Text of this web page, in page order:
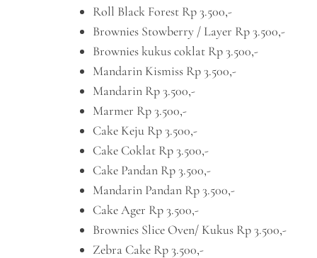
Roll Black Forest Rp 3.500,-
Brownies Stowberry / Layer Rp 3.500,-
Brownies kukus coklat Rp 3.500,-
Mandarin Kismiss Rp 3.500,-
Mandarin Rp 3.500,-
Marmer Rp 3.500,-
Cake Keju Rp 3.500,-
Cake Coklat Rp 3.500,-
Cake Pandan Rp 3.500,-
Mandarin Pandan Rp 3.500,-
Cake Ager Rp 3.500,-
Brownies Slice Oven/ Kukus Rp 3.500,-
Zebra Cake Rp 3.500,-